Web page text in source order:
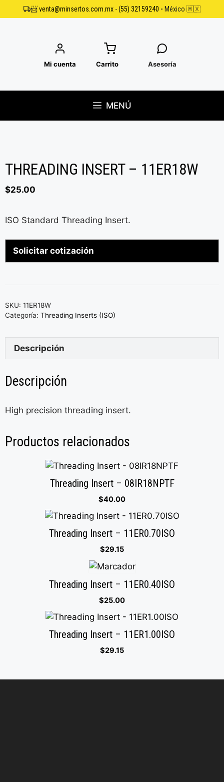
al
📨venta@minsertos.com.mx -(55) 32159240 - México 🇲🇽
Mi cuenta Carrito Asesoría
MENÚ
THREADING INSERT – 11ER18W
$25.00
ISO Standard Threading Insert.
Solicitar cotización
SKU: 11ER18W
Categoría: Threading Inserts (ISO)
Descripción
Descripción
High precision threading insert.
Productos relacionados
Threading Insert – 08IR18NPTF
$40.00
Threading Insert – 11ER0.70ISO
$29.15
Threading Insert – 11ER0.40ISO
$25.00
Threading Insert – 11ER1.00ISO
$29.15